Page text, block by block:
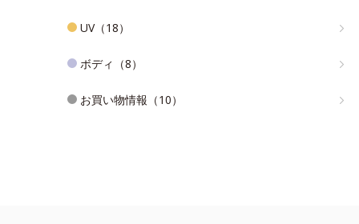
UV（18）
ボディ（8）
お買い物情報（10）